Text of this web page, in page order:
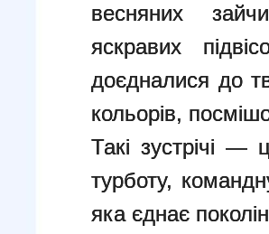
весняних
яскравих
доєдналися до
кольорів,
Такі зустрічі
турботу,
яка єднає